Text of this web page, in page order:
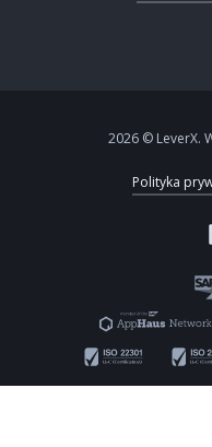
2026 © LeverX.
Polityka